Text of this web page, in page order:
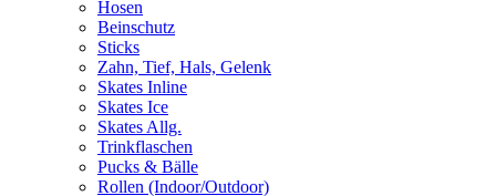
Hosen
Beinschutz
Sticks
Zahn, Tief, Hals, Gelenk
Skates Inline
Skates Ice
Skates Allg.
Trinkflaschen
Pucks & Bälle
Rollen (Indoor/Outdoor)